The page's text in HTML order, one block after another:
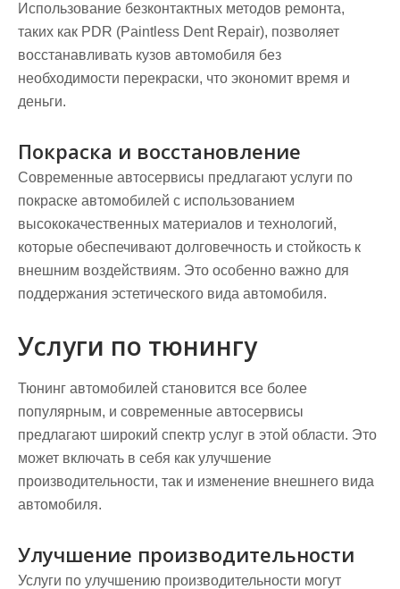
Использование безконтактных методов ремонта,
таких как PDR (Paintless Dent Repair), позволяет
восстанавливать кузов автомобиля без
необходимости перекраски, что экономит время и
деньги.
Покраска и восстановление
Современные автосервисы предлагают услуги по
покраске автомобилей с использованием
высококачественных материалов и технологий,
которые обеспечивают долговечность и стойкость к
внешним воздействиям. Это особенно важно для
поддержания эстетического вида автомобиля.
Услуги по тюнингу
Тюнинг автомобилей становится все более
популярным, и современные автосервисы
предлагают широкий спектр услуг в этой области. Это
может включать в себя как улучшение
производительности, так и изменение внешнего вида
автомобиля.
Улучшение производительности
Услуги по улучшению производительности могут